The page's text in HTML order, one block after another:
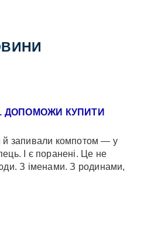
ДОПОМОЖИ КУПИТИ
й запивали компотом — у
І є поранені. Це не
З іменами. З родинами,